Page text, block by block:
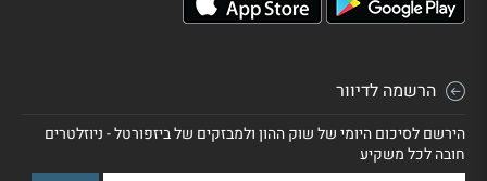
הרשמה לדיוור
הירשם לסיכום היומי של שוק ההון ולמבזקים של ביזפורטל - ניוזלטרים
חובה לכל משקיע